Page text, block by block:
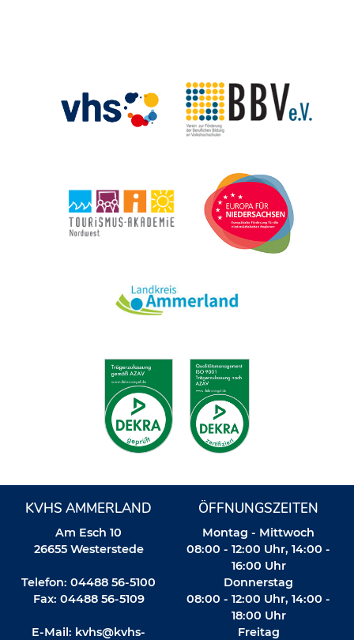
KVHS AMMERLAND
Am Esch 10
26655 Westerstede
Telefon: 04488 56-5100
Fax: 04488 56-5109
E-Mail: kvhs@kvhs-
ÖFFNUNGSZEITEN
Montag - Mittwoch
08:00 - 12:00 Uhr, 14:00 -
16:00 Uhr
Donnerstag
08:00 - 12:00 Uhr, 14:00 -
18:00 Uhr
Freitag